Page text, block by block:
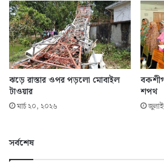
ঝড়ে রাস্তার ওপর পড়লো মোবাইল
টাওয়ার
মার্চ ২০, ২০২৬
শপথ
সর্বশেষ